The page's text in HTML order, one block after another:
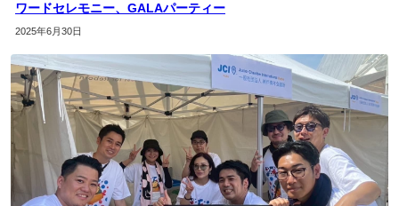
ワードセレモニー、GALAパーティー
2025年6月30日